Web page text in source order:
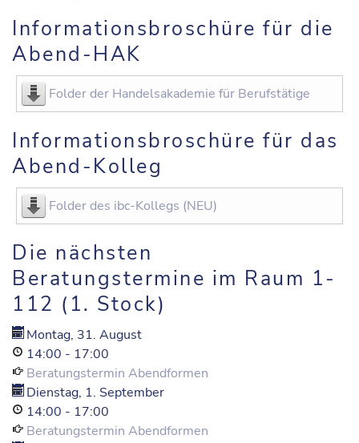
Informationsbroschüre für die
Abend-HAK
Folder der Handelsakademie für Berufstätige
Informationsbroschüre für das
Abend-Kolleg
Folder des ibc-Kollegs (NEU)
Die nächsten
Beratungstermine im Raum 1-
112 (1. Stock)
Montag, 31. August
14:00 - 17:00
Beratungstermin Abendformen
Dienstag, 1. September
14:00 - 17:00
Beratungstermin Abendformen